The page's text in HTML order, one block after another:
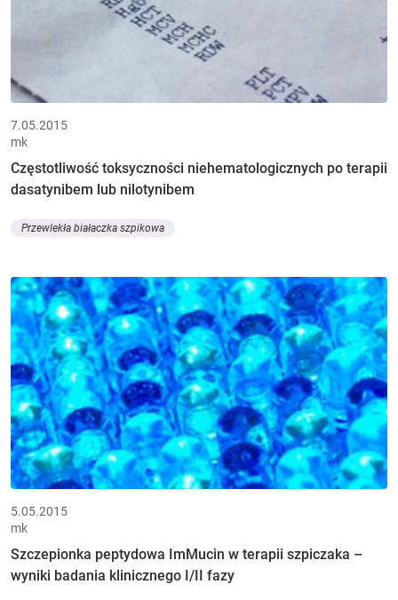
7.05.2015
mk
Częstotliwość toksyczności niehematologicznych po terapii
dasatynibem lub nilotynibem
Przewlekła białaczka szpikowa
5.05.2015
mk
Szczepionka peptydowa ImMucin w terapii szpiczaka –
wyniki badania klinicznego I/II fazy